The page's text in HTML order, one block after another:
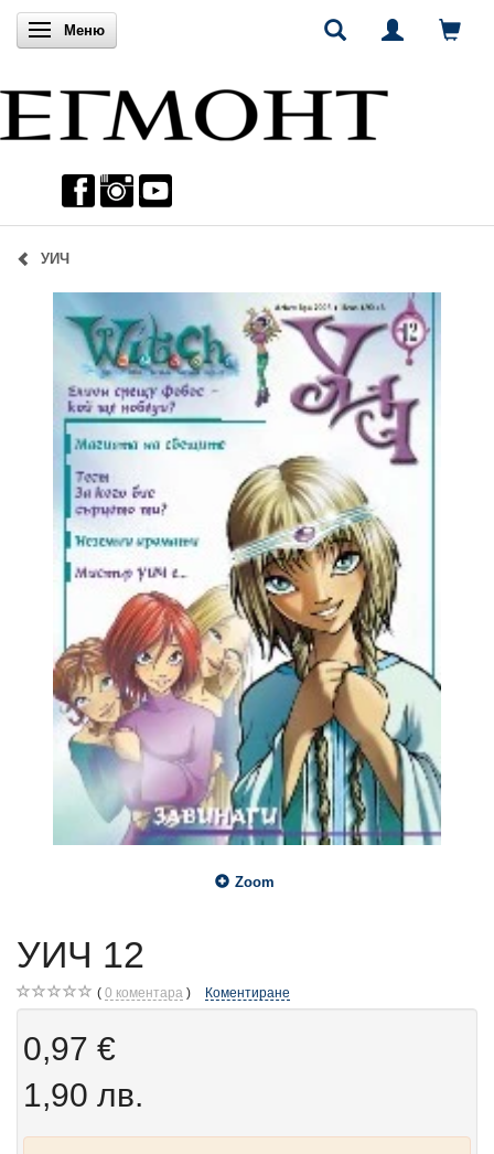
Включи навигацията
Меню
УИЧ
Zoom
УИЧ 12
0 коментара Коментиране
0,97 €
1,90 лв.